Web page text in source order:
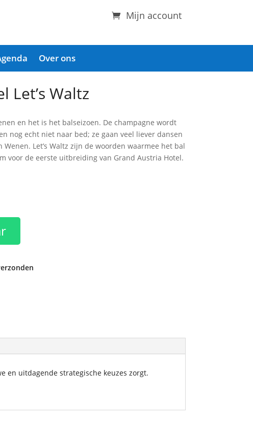
Mijn account
Over ons
Let’s Waltz
en het is het balseizoen. De champagne wordt
nog echt niet naar bed; ze gaan veel liever dansen
Let’s Waltz zijn de woorden waarmee het bal
voor de eerste uitbreiding van Grand Austria Hotel.
en uitdagende strategische keuzes zorgt.